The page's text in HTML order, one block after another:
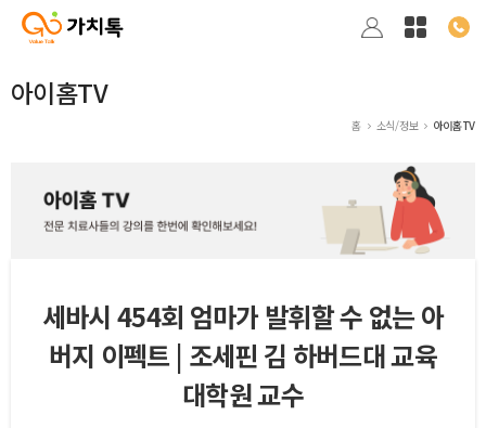
아이홈TV
홈 소식/정보 아이홈TV
세바시 454회 엄마가 발휘할 수 없는 아
버지 이펙트 | 조세핀 김 하버드대 교육
대학원 교수